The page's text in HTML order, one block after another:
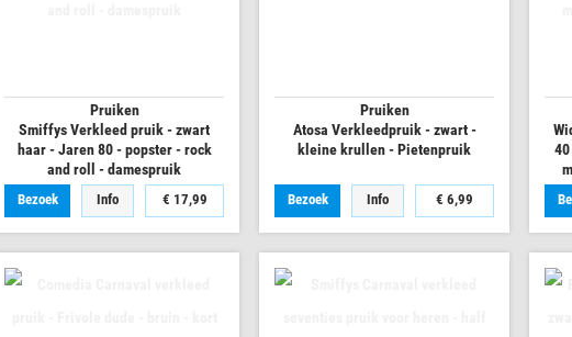
Pruiken
Smiffys Verkleed pruik - zwart
haar - Jaren 80 - popster - rock
and roll - damespruik
Bezoek Info € 17,99
Pruiken
Atosa Verkleedpruik - zwart -
kleine krullen - Pietenpruik
Bezoek Info € 6,99